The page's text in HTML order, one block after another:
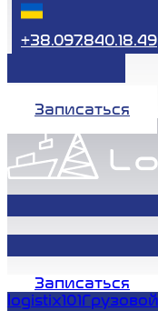
+38.097.840.18.49
Записаться
Записаться
logistix101